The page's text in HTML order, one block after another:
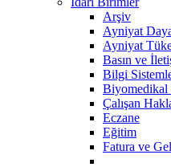
Arşiv
Ayniyat
Ayniyat
Basın ve
Bilgi
Biyomedikal
Çalışan
Eczane
Eğitim
Fatura ve